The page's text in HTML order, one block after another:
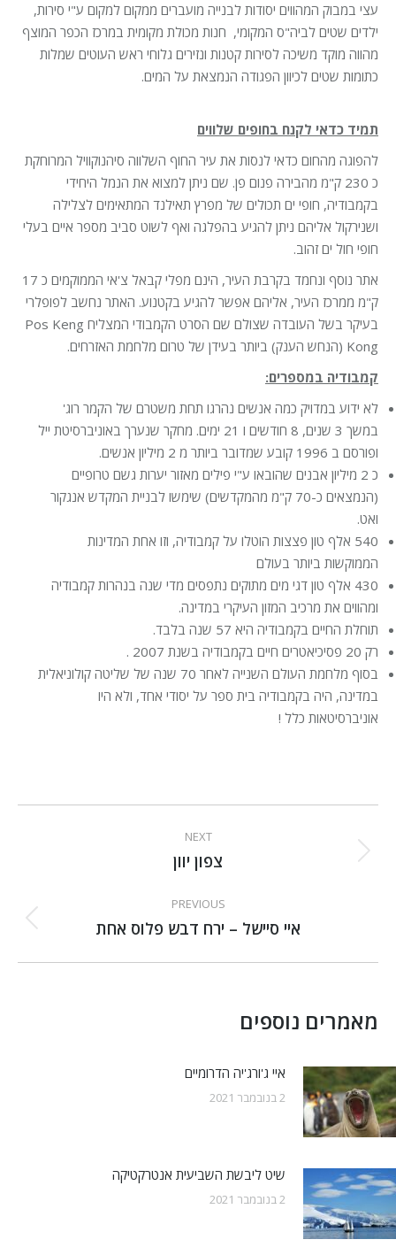
עצי במבוק המהווים יסודות לבנייה מועברים ממקום למקום ע"י סירות,
ילדים שטים לביה"ס המקומי, חנות מכולת מקומית במרכז הכפר המוצף
מהווה מוקד משיכה לסירות קטנות ונזירים גלוחי ראש העוטים שמלות
כתומות שטים לכיוון הפגודה הנמצאת על המים.
תמיד כדאי לקנח בחופים שלווים
להפוגה מהחום כדאי לנסות את עיר החוף השלווה סיהנוקוויל המרוחקת
כ 230 ק"מ מהבירה פנום פן. שם ניתן למצוא את הנמל היחידי
בקמבודיה, חופי ים תכולים של מפרץ תאילנד המתאימים לצלילה
ושנירקול אליהם ניתן להגיע בהפלגה ואף לשוט סביב מספר איים בעלי
חופי חול ים זהוב.
אתר נוסף ונחמד בקרבת העיר, הינם מפלי קבאל צ'אי הממוקמים כ 17
ק"מ ממרכז העיר, אליהם אפשר להגיע בקטנוע. האתר נחשב לפופלרי
בעיקר בשל העובדה שצולם שם הסרט הקמבודי המצליח Pos Keng
Kong (הנחש הענק) ביותר בעידן של טרום מלחמת האזרחים.
קמבודיה במספרים:
לא ידוע במדויק כמה אנשים נהרגו תחת משטרם של הקמר רוג'
במשך 3 שנים, 8 חודשים ו 21 ימים. מחקר שנערך באוניברסיטת ייל
ופורסם ב 1996 קובע שמדובר ביותר מ 2 מיליון אנשים.
כ 2 מיליון אבנים שהובאו ע"י פילים מאזור יערות גשם טרופיים
(הנמצאים כ-70 ק"מ מהמקדשים) שימשו לבניית המקדש אנגקור
ואט.
540 אלף טון פצצות הוטלו על קמבודיה, וזו אחת המדינות
הממוקשות ביותר בעולם
430 אלף טון דגי מים מתוקים נתפסים מדי שנה בנהרות קמבודיה
ומהווים את מרכיב המזון העיקרי במדינה.
תוחלת החיים בקמבודיה היא 57 שנה בלבד.
רק 20 פסיכיאטרים חיים בקמבודיה בשנת 2007 .
בסוף מלחמת העולם השנייה לאחר 70 שנה של שליטה קולוניאלית
במדינה, היה בקמבודיה בית ספר על יסודי אחד, ולא היו
אוניברסיטאות כלל !
navigation
PREVIOUS
Previous
איי סיישל – ירח דבש פלוס אחת
NEXT
Next
צפון יוון
מאמרים נוספים
איי ג'ורג'יה הדרומיים
2 בנובמבר 2021
שיט ליבשת השביעית אנטרקטיקה
2 בנובמבר 2021